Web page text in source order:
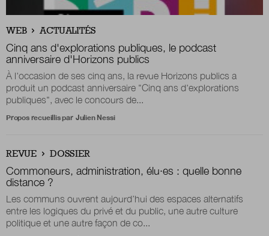
Boutique
Qui sommes-nous ?
Nous contacter
Newsletter
Renseignez votre email afin de suivre l'actualité
de la transformation publique.
WEB ACTUALITÉS
Cinq ans d'explorations publiques, le podcast
anniversaire d'Horizons publics
À l'occasion de ses cinq ans, la revue Horizons publics a
produit un podcast anniversaire "Cinq ans d'explorations
publiques", avec le concours de...
Propos recueillis par Julien Nessi
REVUE DOSSIER
Commoneurs, administration, élu·es : quelle bonne
distance ?
Les communs ouvrent aujourd’hui des espaces alternatifs
entre les logiques du privé et du public, une autre culture
politique et une autre façon de co...